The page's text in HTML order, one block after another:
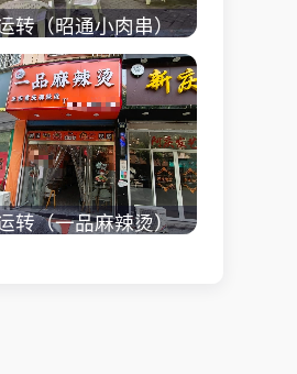
转（昭通小肉串）
街60平烧烤店转
可外摆、 房租2.2
即查看 +
转（一品麻辣烫）